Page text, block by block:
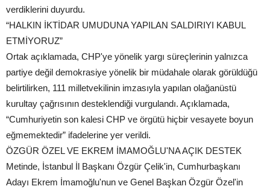
verdiklerini duyurdu.
“HALKIN İKTİDAR UMUDUNA YAPILAN SALDIRIYI KABUL
ETMİYORUZ”
Ortak açıklamada, CHP'ye yönelik yargı süreçlerinin yalnızca
partiye değil demokrasiye yönelik bir müdahale olarak görüldüğü
belirtilirken, 111 milletvekilinin imzasıyla yapılan olağanüstü
kurultay çağrısının desteklendiği vurgulandı. Açıklamada,
“Cumhuriyetin son kalesi CHP ve örgütü hiçbir vesayete boyun
eğmemektedir” ifadelerine yer verildi.
ÖZGÜR ÖZEL VE EKREM İMAMOĞLU'NA AÇIK DESTEK
Metinde, İstanbul İl Başkanı Özgür Çelik'in, Cumhurbaşkanı
Adayı Ekrem İmamoğlu'nun ve Genel Başkan Özgür Özel'in